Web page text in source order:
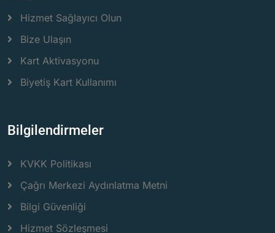
Hizmet Sağlayıcı Olun
Bize Ulaşın
Kart Aktivasyonu
Biyetiş Kart Kullanımı
Bilgilendirmeler
KVKK Politikası
Çağrı Merkezi Aydınlatma Metni
Bilgi Güvenliği
Hizmet Sözleşmesi